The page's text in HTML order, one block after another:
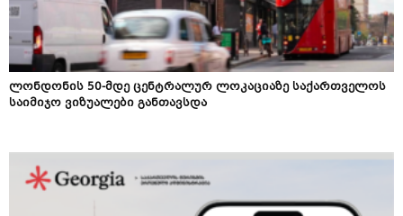
ლონდონის 50-მდე ცენტრალურ ლოკაციაზე საქართველოს
საიმიჯო ვიზუალები განთავსდა